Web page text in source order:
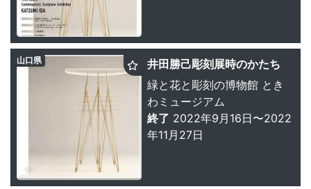
井田勝己彫刻展時のかたち
緑と花と彫刻の博物館 とき
わミュージアム
終了 2022年9月16日〜2022
年11月27日
山口県